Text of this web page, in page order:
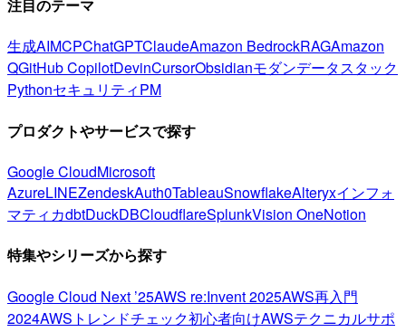
注目のテーマ
生成AIMCPChatGPTClaudeAmazon BedrockRAGAmazon
QGitHub CopilotDevinCursorObsidianモダンデータスタック
PythonセキュリティPM
プロダクトやサービスで探す
Google CloudMicrosoft
AzureLINEZendeskAuth0TableauSnowflakeAlteryxインフォ
マティカdbtDuckDBCloudflareSplunkVision OneNotion
特集やシリーズから探す
Google Cloud Next ’25AWS re:Invent 2025AWS再入門
2024AWSトレンドチェック初心者向けAWSテクニカルサポ